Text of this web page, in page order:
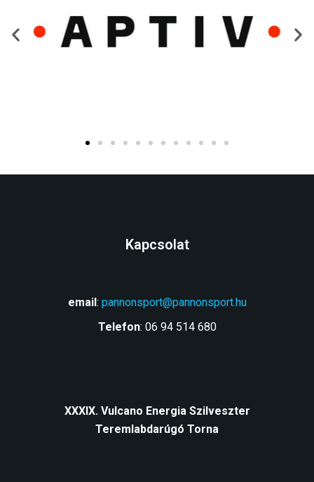
Kapcsolat
email: pannonsport@pannonsport.hu
Telefon: 06 94 514 680
XXXIX. Vulcano Energia Szilveszter
Teremlabdarúgó Torna